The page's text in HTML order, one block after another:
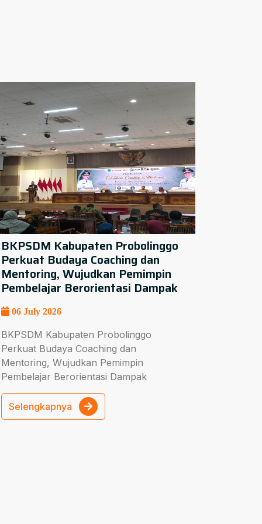
BKPSDM Kabupaten Probolinggo
Perkuat Budaya Coaching dan
Mentoring, Wujudkan Pemimpin
Pembelajar Berorientasi Dampak
06 July 2026
BKPSDM Kabupaten Probolinggo
Perkuat Budaya Coaching dan
Mentoring, Wujudkan Pemimpin
Pembelajar Berorientasi Dampak
Selengkapnya